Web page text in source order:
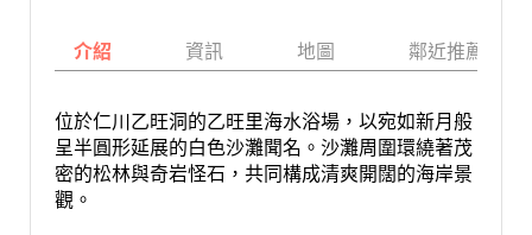
介紹 資訊 地圖 鄰近推薦景點
位於仁川乙旺洞的乙旺里海水浴場，以宛如新月般
呈半圓形延展的白色沙灘聞名。沙灘周圍環繞著茂
密的松林與奇岩怪石，共同構成清爽開闊的海岸景
觀。